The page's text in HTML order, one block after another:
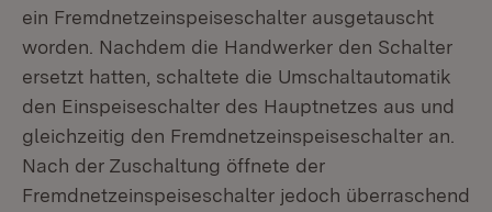
ein Fremdnetzeinspeiseschalter ausgetauscht
worden. Nachdem die Handwerker den Schalter
ersetzt hatten, schaltete die Umschaltautomatik
den Einspeiseschalter des Hauptnetzes aus und
gleichzeitig den Fremdnetzeinspeiseschalter an.
Nach der Zuschaltung öffnete der
Fremdnetzeinspeiseschalter jedoch überraschend